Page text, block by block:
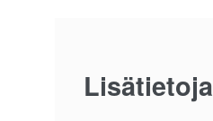
Lisätietoja